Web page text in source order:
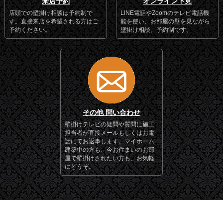
店頭での壁掛け相談は予約制で
す。直接来店を希望される方はご
予約ください。
LINE電話やZoomのテレビ電話機
能を使い、お部屋の壁を見ながら
壁掛け相談。予約制です。
その他 問い合わせ
壁掛けテレビの疑問や質問に施工
担当者が直接メールもしくはお電
話にてお返事します。マイホーム
建築中の方も、今お住まいのお部
屋で壁掛けされたい方も、お気軽
にどうぞ。